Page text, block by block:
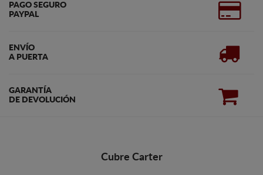
PAGO SEGURO
PAYPAL
ENVÍO
A PUERTA
GARANTÍA
DE DEVOLUCIÓN
Cubre Carter